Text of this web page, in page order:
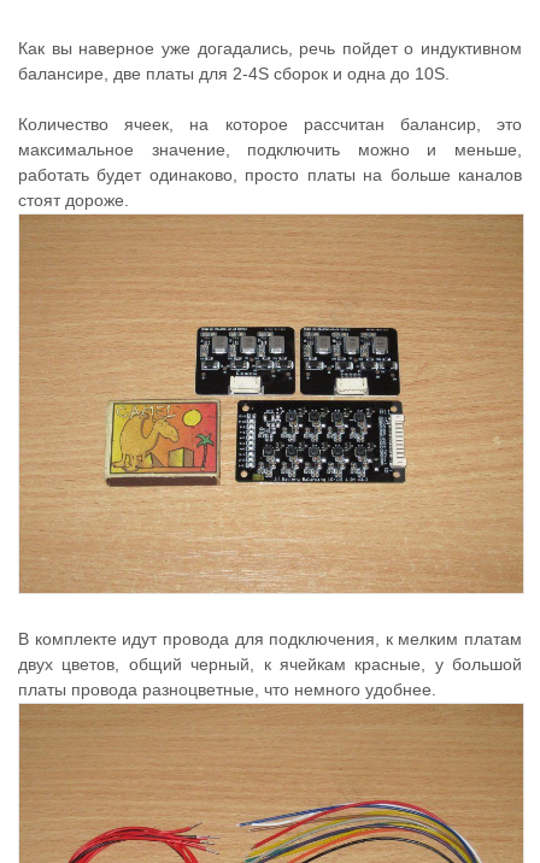
Как вы наверное уже догадались, речь пойдет о индуктивном
балансире, две платы для 2-4S сборок и одна до 10S.
Количество ячеек, на которое рассчитан балансир, это
максимальное значение, подключить можно и меньше,
работать будет одинаково, просто платы на больше каналов
стоят дороже.
В комплекте идут провода для подключения, к мелким платам
двух цветов, общий черный, к ячейкам красные, у большой
платы провода разноцветные, что немного удобнее.